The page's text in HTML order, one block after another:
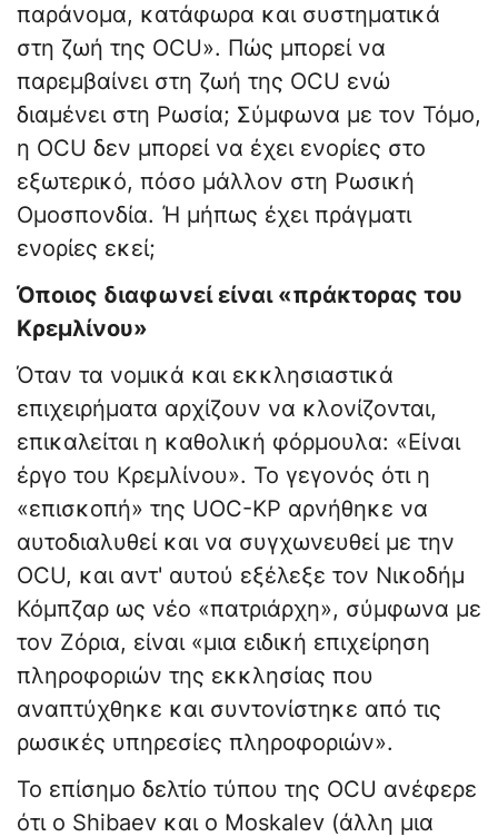
παράνομα, κατάφωρα και συστηματικά
στη ζωή της OCU». Πώς μπορεί να
παρεμβαίνει στη ζωή της OCU ενώ
διαμένει στη Ρωσία; Σύμφωνα με τον Τόμο,
η OCU δεν μπορεί να έχει ενορίες στο
εξωτερικό, πόσο μάλλον στη Ρωσική
Ομοσπονδία. Ή μήπως έχει πράγματι
ενορίες εκεί;
Όποιος διαφωνεί είναι «πράκτορας του
Κρεμλίνου»
Όταν τα νομικά και εκκλησιαστικά
επιχειρήματα αρχίζουν να κλονίζονται,
επικαλείται η καθολική φόρμουλα: «Είναι
έργο του Κρεμλίνου». Το γεγονός ότι η
«επισκοπή» της UOC-KP αρνήθηκε να
αυτοδιαλυθεί και να συγχωνευθεί με την
OCU, και αντ' αυτού εξέλεξε τον Νικοδήμ
Κόμπζαρ ως νέο «πατριάρχη», σύμφωνα με
τον Ζόρια, είναι «μια ειδική επιχείρηση
πληροφοριών της εκκλησίας που
αναπτύχθηκε και συντονίστηκε από τις
ρωσικές υπηρεσίες πληροφοριών».
Το επίσημο δελτίο τύπου της OCU ανέφερε
ότι ο Shibaev και ο Moskalev (άλλη μια